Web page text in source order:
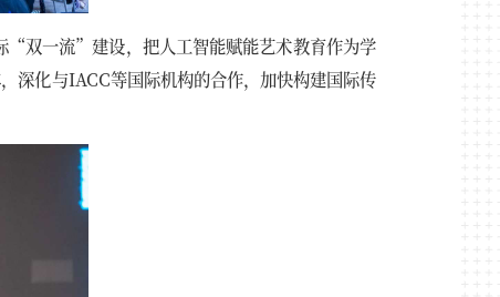
“双一流”建设，把人工智能赋能艺术教育作为学
化与IACC等国际机构的合作，加快构建国际传